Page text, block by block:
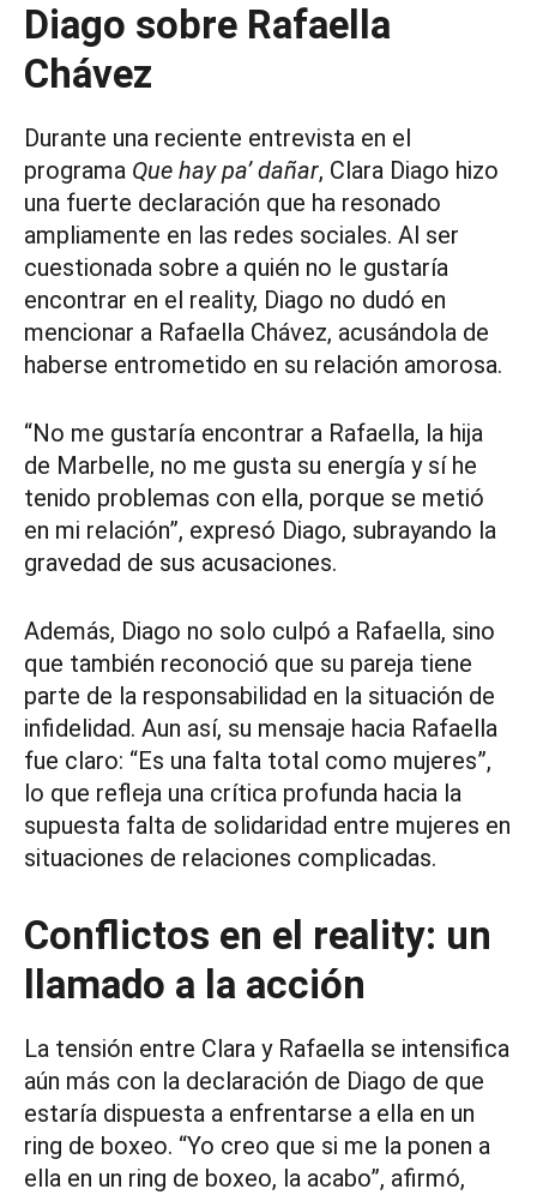
Diago sobre Rafaella
Chávez
Durante una reciente entrevista en el
programa Que hay pa’ dañar, Clara Diago hizo
una fuerte declaración que ha resonado
ampliamente en las redes sociales. Al ser
cuestionada sobre a quién no le gustaría
encontrar en el reality, Diago no dudó en
mencionar a Rafaella Chávez, acusándola de
haberse entrometido en su relación amorosa.
“No me gustaría encontrar a Rafaella, la hija
de Marbelle, no me gusta su energía y sí he
tenido problemas con ella, porque se metió
en mi relación”, expresó Diago, subrayando la
gravedad de sus acusaciones.
Además, Diago no solo culpó a Rafaella, sino
que también reconoció que su pareja tiene
parte de la responsabilidad en la situación de
infidelidad. Aun así, su mensaje hacia Rafaella
fue claro: “Es una falta total como mujeres”,
lo que refleja una crítica profunda hacia la
supuesta falta de solidaridad entre mujeres en
situaciones de relaciones complicadas.
Conflictos en el reality: un
llamado a la acción
La tensión entre Clara y Rafaella se intensifica
aún más con la declaración de Diago de que
estaría dispuesta a enfrentarse a ella en un
ring de boxeo. “Yo creo que si me la ponen a
ella en un ring de boxeo, la acabo”, afirmó,